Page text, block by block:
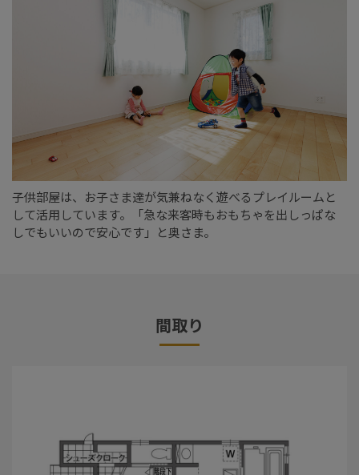
子供部屋は、お子さま達が気兼ねなく遊べるプレイルームと
して活用しています。「急な来客時もおもちゃを出しっぱな
しでもいいので安心です」と奥さま。
間取り